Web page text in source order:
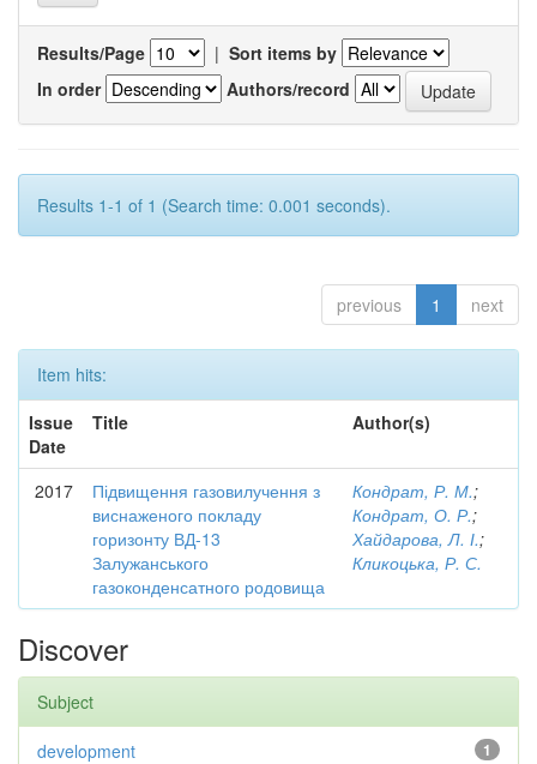
Results/Page | Sort items by
In order
Authors/record
Results 1-1 of 1 (Search time: 0.001 seconds).
previous 1 next
Item hits:
Issue
Date
Title Author(s)
2017
Підвищення газовилучення з
виснаженого покладу
горизонту ВД-13
Залужанського
газоконденсатного родовища
Кондрат, Р. М.;
Кондрат, О. Р.;
Хайдарова, Л. І.;
Кликоцька, Р. С.
Discover
Subject
1
development